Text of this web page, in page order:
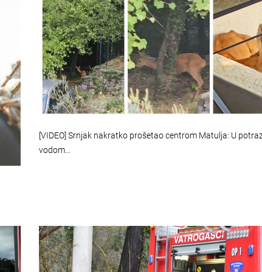
[VIDEO] Srnjak nakratko prošetao centrom Matulja: U
vodom…